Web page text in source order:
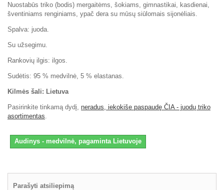
Nuostabūs triko (bodis) mergaitėms, šokiams, gimnastikai, kasdienai,
šventiniams renginiams, ypač dera su mūsų siūlomais sijonėliais.
Spalva: juoda.
Su užsegimu.
Rankovių ilgis: ilgos.
Sudėtis: 95 % medvilnė, 5 % elastanas.
Kilmės šali: Lietuva
Pasirinkite tinkamą dydį, neradus, iekokiše paspaudę ČIA - juodų triko
asortimentas
Audinys - medvilnė, pagaminta Lietuvoje
Parašyti atsiliepimą